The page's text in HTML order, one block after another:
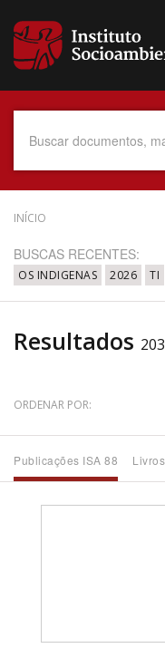
para
conteúdo
Data do Documento
Até
Povo Indígena
Área Protegida
INÍCIO
BUSCAS RECENTES:
OS INDIGENAS 2026 TI
Resultados
ORDENAR POR:
Publicações ISA 88